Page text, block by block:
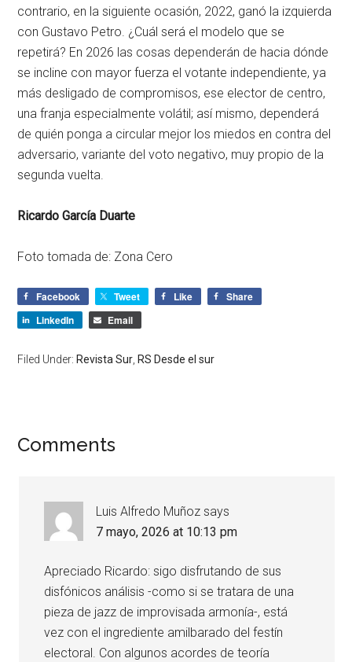
contrario, en la siguiente ocasión, 2022, ganó la izquierda
con Gustavo Petro. ¿Cuál será el modelo que se
repetirá? En 2026 las cosas dependerán de hacia dónde
se incline con mayor fuerza el votante independiente, ya
más desligado de compromisos, ese elector de centro,
una franja especialmente volátil; así mismo, dependerá
de quién ponga a circular mejor los miedos en contra del
adversario, variante del voto negativo, muy propio de la
segunda vuelta.
Ricardo García Duarte
Foto tomada de: Zona Cero
Facebook Tweet Like
Share
LinkedIn
Email
Filed Under: Revista Sur, RS Desde el sur
Comments
Luis Alfredo Muñoz says
7 mayo, 2026 at 10:13 pm
Apreciado Ricardo: sigo disfrutando de sus
disfónicos análisis -como si se tratara de una
pieza de jazz de improvisada armonía-, está
vez con el ingrediente amilbarado del festín
electoral. Con algunos acordes de teoría